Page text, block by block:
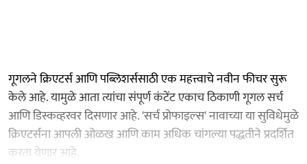
गूगलने क्रिएटर्स आणि पब्लिशर्ससाठी एक महत्त्वाचे नवीन फीचर सुरू
केले आहे. यामुळे आता त्यांचा संपूर्ण कंटेंट एकाच ठिकाणी गूगल सर्च
आणि डिस्कव्हरवर दिसणार आहे. 'सर्च प्रोफाइल्स' नावाच्या या सुविधेमुळे
क्रिएटर्सना आपली ओळख आणि काम अधिक चांगल्या पद्धतीने प्रदर्शित
करता येणार आहे.